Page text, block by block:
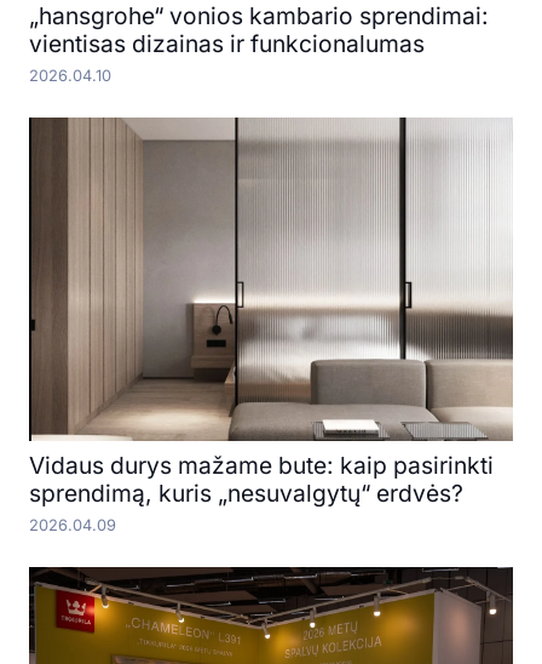
„hansgrohe“ vonios kambario sprendimai:
vientisas dizainas ir funkcionalumas
2026.04.10
Vidaus durys mažame bute: kaip pasirinkti
sprendimą, kuris „nesuvalgytų“ erdvės?
2026.04.09